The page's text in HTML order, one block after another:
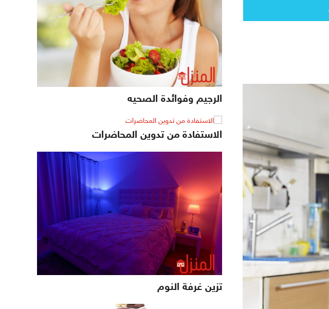
الرجيم وفوائدة الصحيه
الاستفادة من تدوين المحاضرات
تزين غرفة النوم